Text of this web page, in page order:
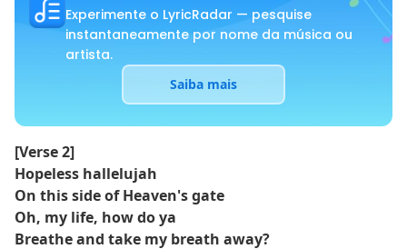
Experimente o LyricRadar — pesquise
instantaneamente por nome da música ou
artista.
Saiba mais
[Verse 2]
Hopeless hallelujah
On this side of Heaven's gate
Oh, my life, how do ya
Breathe and take my breath away?